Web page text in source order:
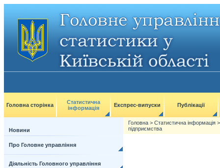
Головна сторінка
Статистична
інформація
Експрес-випуски Публікації
Новини
Про Головне управління
Діяльність Головного управління
Головна > Статистична інформація
підприємства